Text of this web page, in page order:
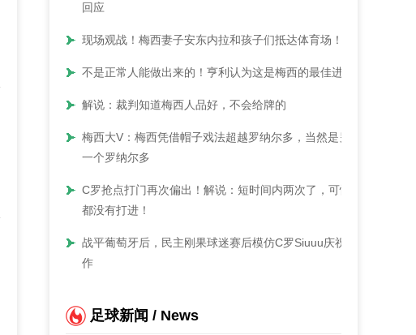
回应
现场观战！梅西妻子安东内拉和孩子们抵达体育场！
不是正常人能做出来的！亨利认为这是梅西的最佳进球
解说：裁判知道梅西人品好，不会给牌的
梅西大V：梅西凭借帽子戏法超越罗纳尔多，当然是另
一个罗纳尔多
C罗抢点打门再次偏出！解说：短时间内两次了，可惜
都没有打进！
战平葡萄牙后，民主刚果球迷赛后模仿C罗Siuuu庆祝动
作
足球新闻 / News